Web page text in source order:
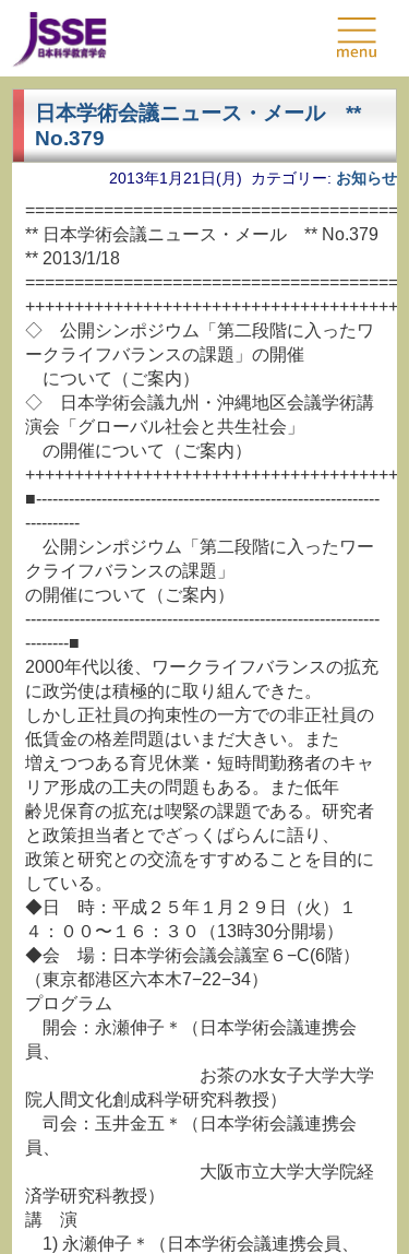
日本学術会議ニュース・メール **
No.379
2013年1月21日(月) カテゴリー: お知らせ
** 日本学術会議ニュース・メール ** No.379
** 2013/1/18
◇ 公開シンポジウム「第二段階に入ったワ
ークライフバランスの課題」の開催
について（ご案内）
◇ 日本学術会議九州・沖縄地区会議学術講
演会「グローバル社会と共生社会」
の開催について（ご案内）
■---------------------------------------------------------------
----------
公開シンポジウム「第二段階に入ったワー
クライフバランスの課題」
の開催について（ご案内）
-----------------------------------------------------------------
--------■
2000年代以後、ワークライフバランスの拡充
に政労使は積極的に取り組んできた。
しかし正社員の拘束性の一方での非正社員の
低賃金の格差問題はいまだ大きい。また
増えつつある育児休業・短時間勤務者のキャ
リア形成の工夫の問題もある。また低年
齢児保育の拡充は喫緊の課題である。研究者
と政策担当者とでざっくばらんに語り、
政策と研究との交流をすすめることを目的に
している。
◆日 時：平成２５年１月２９日（火）１
４：００〜１６：３０（13時30分開場）
◆会 場：日本学術会議会議室６−C(6階）
（東京都港区六本木7−22−34）
プログラム
開会：永瀬伸子＊（日本学術会議連携会
員、
お茶の水女子大学大学
院人間文化創成科学研究科教授）
司会：玉井金五＊（日本学術会議連携会
員、
大阪市立大学大学院経
済学研究科教授）
講 演
1) 永瀬伸子＊（日本学術会議連携会員、